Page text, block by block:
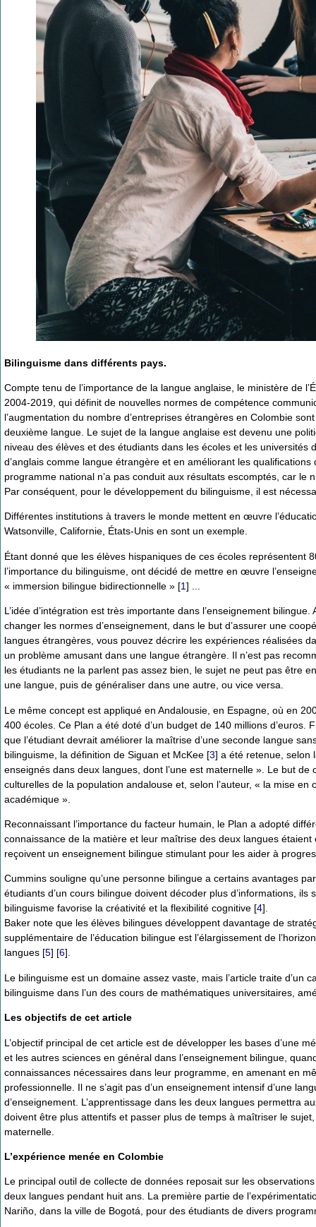
Bilinguisme dans différents pays.
Compte tenu de l’importance de la langue anglaise, le ministère de
2004-2019, qui définit de nouvelles normes de compétence
l’augmentation du nombre d’entreprises étrangères en Colombie
deuxième langue. Le sujet de la langue anglaise est devenu une
niveau des élèves et des étudiants dans les écoles et les
d’anglais comme langue étrangère et en améliorant les
programme national n’a pas conduit aux résultats escomptés, car le
Par conséquent, pour le développement du bilinguisme, il est
Différentes institutions à travers le monde mettent en œuvre
Watsonville, Californie, États-Unis en sont un exemple.
Étant donné que les élèves hispaniques de ces écoles représentent
l’importance du bilinguisme, ont décidé de mettre en œuvre
« immersion bilingue bidirectionnelle » [1]
L’idée d’intégration est très importante dans l’enseignement
changer les normes d’enseignement, dans le but d’assurer une
langues étrangères, vous pouvez décrire les expériences réalisées
un problème amusant dans une langue étrangère. Il n’est pas
les étudiants ne la parlent pas assez bien, le sujet ne peut pas être
une langue, puis de généraliser dans une autre, ou vice versa.
Le même concept est appliqué en Andalousie, en Espagne, où en
400 écoles. Ce Plan a été doté d’un budget de 140 millions d’euros.
que l’étudiant devrait améliorer la maîtrise d’une seconde langue
bilinguisme, la définition de Siguan et McKee [3] a été retenue, selon
enseignés dans deux langues, dont l’une est maternelle ». Le but
culturelles de la population andalouse et, selon l’auteur, « la mise
académique ».
Reconnaissant l’importance du facteur humain, le Plan a adopté
connaissance de la matière et leur maîtrise des deux langues
reçoivent un enseignement bilingue stimulant pour les aider à
Cummins souligne qu’une personne bilingue a certains avantages
étudiants d’un cours bilingue doivent décoder plus d’informations,
bilinguisme favorise la créativité et la flexibilité cognitive [4].
Baker note que les élèves bilingues développent davantage de
supplémentaire de l’éducation bilingue est l’élargissement de
langues [5] [6].
Le bilinguisme est un domaine assez vaste, mais l’article traite d’un
bilinguisme dans l’un des cours de mathématiques universitaires,
Les objectifs de cet article
L’objectif principal de cet article est de développer les bases d’une
et les autres sciences en général dans l’enseignement bilingue,
connaissances nécessaires dans leur programme, en amenant en
professionnelle. Il ne s’agit pas d’un enseignement intensif d’une
d’enseignement. L’apprentissage dans les deux langues permettra
doivent être plus attentifs et passer plus de temps à maîtriser le
maternelle.
L’expérience menée en Colombie
Le principal outil de collecte de données reposait sur les
deux langues pendant huit ans. La première partie de
Nariño, dans la ville de Bogotá, pour des étudiants de divers